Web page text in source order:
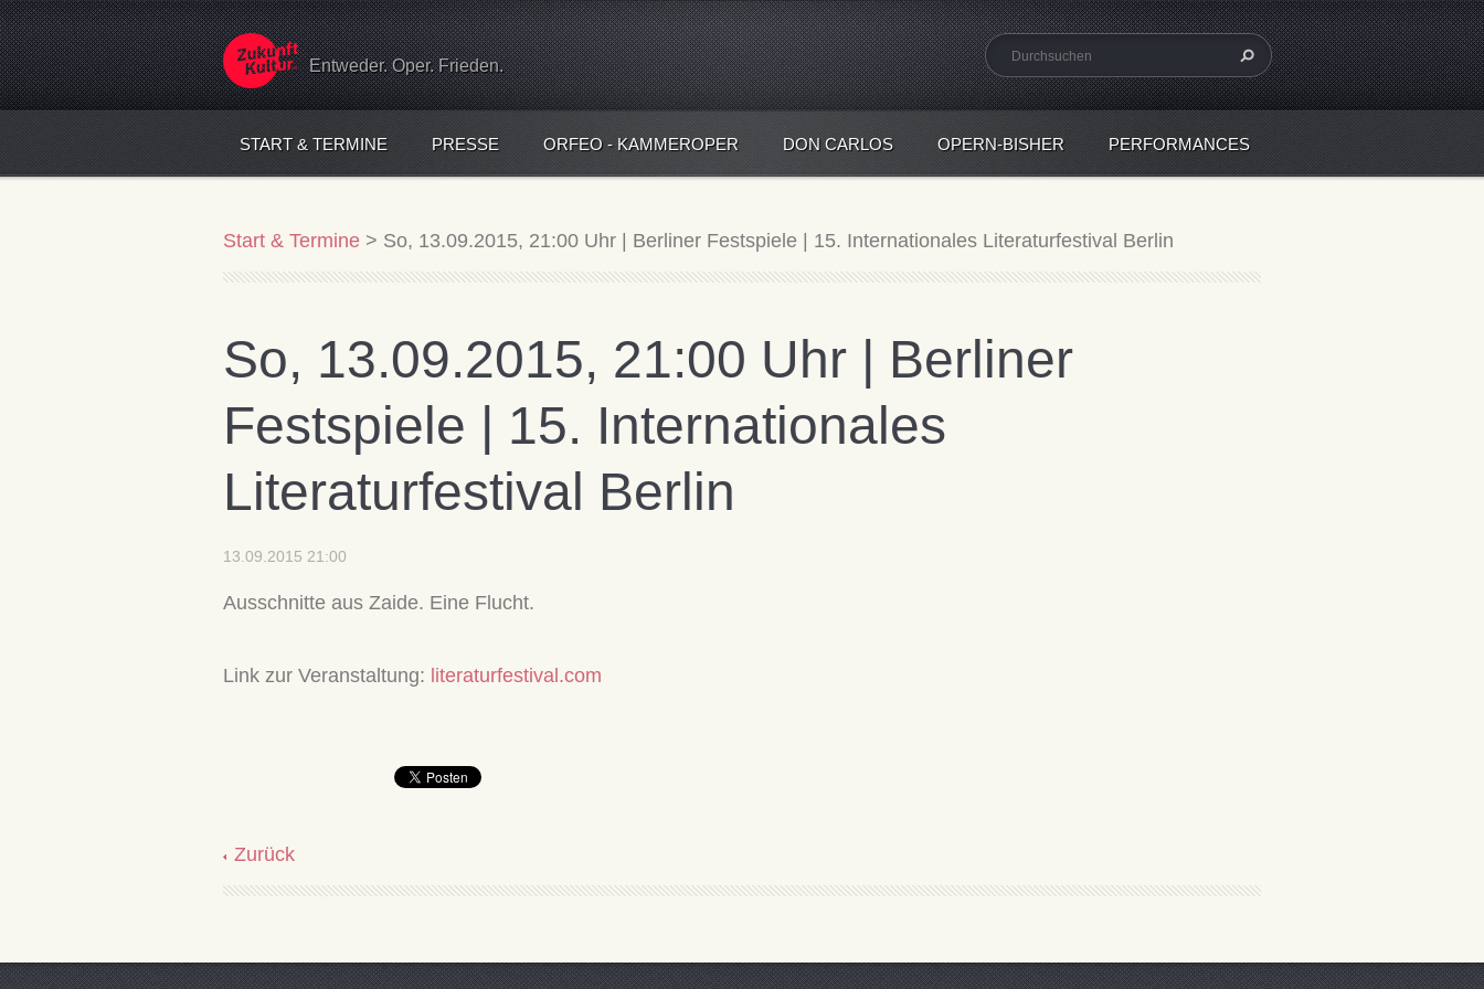
Entweder. Oper. Frieden.
START & TERMINE PRESSE ORFEO - KAMMEROPER DON CARLOS OPERN-BISHER PERFORMANCES
Start & Termine > So, 13.09.2015, 21:00 Uhr | Berliner Festspiele | 15. Internationales Literaturfestival Berlin
So, 13.09.2015, 21:00 Uhr | Berliner
Festspiele | 15. Internationales
Literaturfestival Berlin
13.09.2015 21:00
Ausschnitte aus Zaide. Eine Flucht.
Link zur Veranstaltung: literaturfestival.com
Zurück